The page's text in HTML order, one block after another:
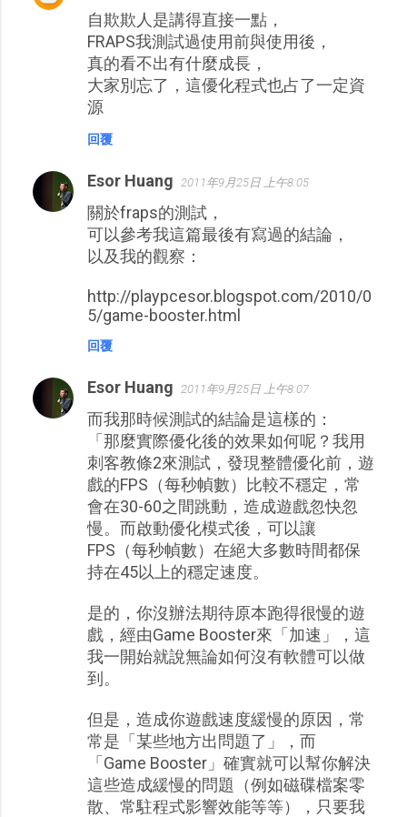
自欺欺人是講得直接一點，
FRAPS我測試過使用前與使用後，
真的看不出有什麼成長，
大家別忘了，這優化程式也占了一定資
源
回覆
Esor Huang 2011年9月25日 上午8:05
關於fraps的測試，
可以參考我這篇最後有寫過的結論，
以及我的觀察：
http://playpcesor.blogspot.com/2010/0
5/game-booster.html
回覆
Esor Huang 2011年9月25日 上午8:07
而我那時候測試的結論是這樣的：
「那麼實際優化後的效果如何呢？我用
刺客教條2來測試，發現整體優化前，遊
戲的FPS（每秒幀數）比較不穩定，常
會在30-60之間跳動，造成遊戲忽快忽
慢。而啟動優化模式後，可以讓
FPS（每秒幀數）在絕大多數時間都保
持在45以上的穩定速度。
是的，你沒辦法期待原本跑得很慢的遊
戲，經由Game Booster來「加速」，這
我一開始就說無論如何沒有軟體可以做
到。
但是，造成你遊戲速度緩慢的原因，常
常是「某些地方出問題了」，而
「Game Booster」確實就可以幫你解決
這些造成緩慢的問題（例如磁碟檔案零
散、常駐程式影響效能等等），只要我